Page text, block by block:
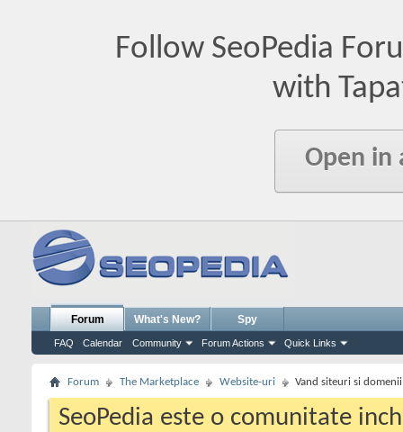
Follow SeoPedia
with
Open in
Forum
FAQ Calendar Community Forum Actions Quick Links
What's New? Spy
Forum The Marketplace Website-uri Vand siteuri si
SeoPedia este o comunitate